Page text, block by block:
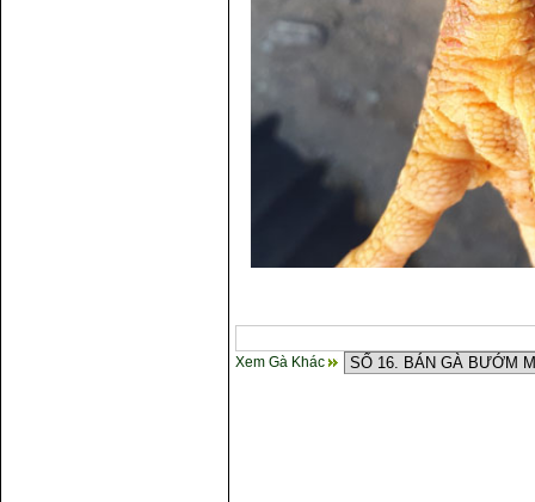
Xem Gà Khác